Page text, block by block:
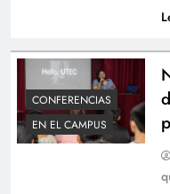
CONFERENCIAS
EN EL CAMPUS